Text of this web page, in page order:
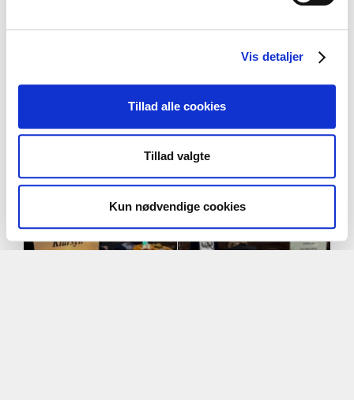
Vis detaljer
Tillad alle cookies
Tillad valgte
Kun nødvendige cookies